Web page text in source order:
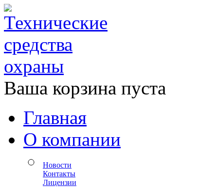
Ваша корзина пуста
Главная
О компании
Новости
Контакты
Лицензии